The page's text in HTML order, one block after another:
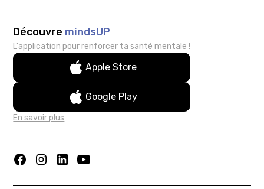
Découvre mindsUP
L'application pour renforcer ta santé mentale !
Apple Store
Google Play
En savoir plus